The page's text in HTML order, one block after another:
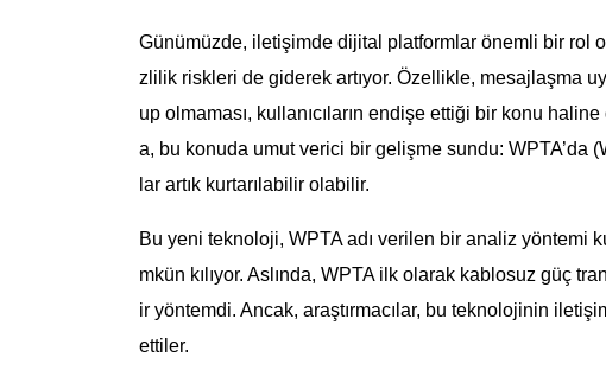
Günümüzde, iletişimde dijital platformlar önemli bir rol
zlilik riskleri de giderek artıyor. Özellikle, mesajlaşma
up olmaması, kullanıcıların endişe ettiği bir konu
a, bu konuda umut verici bir gelişme sundu: WPTA’da
lar artık kurtarılabilir olabilir.
Bu yeni teknoloji, WPTA adı verilen bir analiz yöntemi
mkün kılıyor. Aslında, WPTA ilk olarak kablosuz güç
ir yöntemdi. Ancak, araştırmacılar, bu teknolojinin
ettiler.